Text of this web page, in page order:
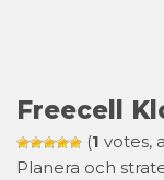
Freecell
(1 votes,
Planera och